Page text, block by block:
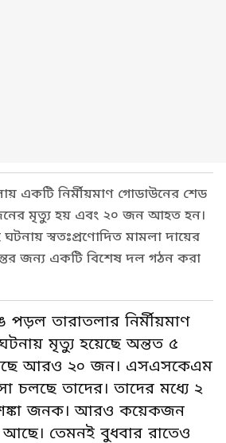
একটি নির্মীয়মাণ গোডাউনের শেড
মৃত্যু হয় এবং ২০ জন আহত হন।
ঘটনায় স্বতঃপ্রণোদিত মামলা দায়ের
জন্য একটি বিশেষ দল গঠন করা
পড়ল তারাতলার নির্মীয়মাণ
মৃত্যু হয়েছে অন্তত ৫
আরও ২০ জন। এসএসকেএম
চলছে তাদের। তাদের মধ্যে ২
জনক। আরও কয়েকজন
আছে। তেমনই বুধবার রাতেও